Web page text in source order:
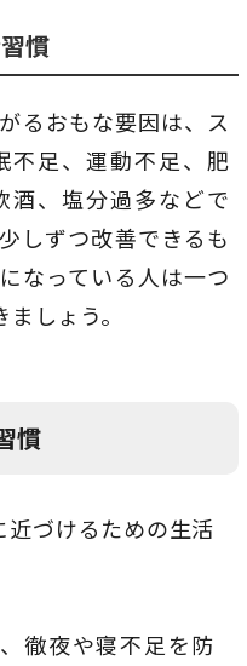
慣
るおもな要因は、ス
不足、運動不足、肥
酒、塩分過多などで
しずつ改善できるも
なっている人は一つ
しょう。
慣
近づけるための生活
徹夜や寝不足を防